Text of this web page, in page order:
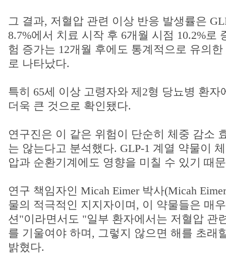
그 결과, 저혈압 관련 이상 반응 발생률은
8.7%에서 치료 시작 후 6개월 시점 10.2%로
험 증가는 12개월 후에도 통계적으로 유의
로 나타났다.
특히 65세 이상 고령자와 제2형 당뇨병 환자
더욱 큰 것으로 확인됐다.
연구진은 이 같은 위험이 단순히 체중 감소
는 않는다고 분석했다. GLP-1 계열 약물이
압과 순환기계에도 영향을 미칠 수 있기 때
연구 책임자인 Micah Eimer 박사(Micah
물의 적극적인 지지자이며, 이 약물들은 매
션"이라면서도 "일부 환자에서는 저혈압 관
를 기울여야 하며, 그렇지 않으면 해를 초래
밝혔다.